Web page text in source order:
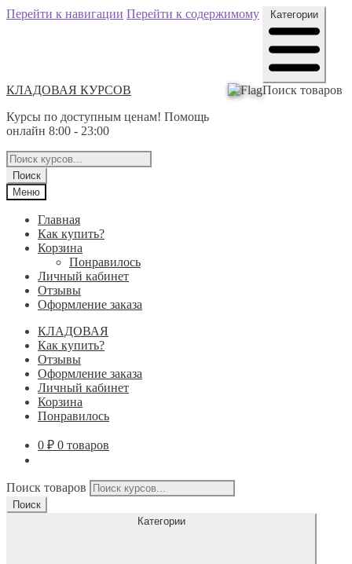
Перейти к навигации Перейти к содержимому
КЛАДОВАЯ КУРСОВ
Курсы по доступным ценам! Помощь
онлайн 8:00 - 23:00
Категории
Поиск товаров
Поиск
Меню
Главная
Как купить?
Корзина
Понравилось
Личный кабинет
Отзывы
Оформление заказа
КЛАДОВАЯ
Как купить?
Отзывы
Оформление заказа
Личный кабинет
Корзина
Понравилось
0 ₽ 0 товаров
Поиск товаров
Поиск
Категории